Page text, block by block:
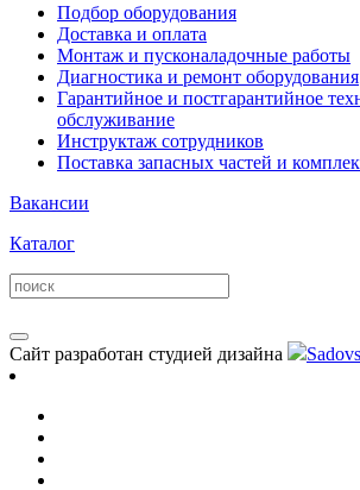
Подбор оборудования
Доставка и оплата
Монтаж и пусконаладочные работы
Диагностика и ремонт оборудования
Гарантийное и постгарантийное
обслуживание
Инструктаж сотрудников
Поставка запасных частей и
Вакансии
Каталог
Сайт разработан студией дизайна